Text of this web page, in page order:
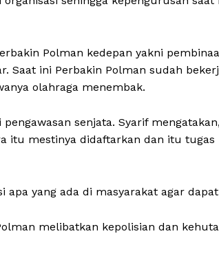
Polman kedepan yakni
Saat ini Perbakin Polman sudah
olahraga menembak.
senjata. Syarif
itu mestinya didaftarkan dan itu
apa yang ada di masyarakat agar
melibatkan kepolisian dan